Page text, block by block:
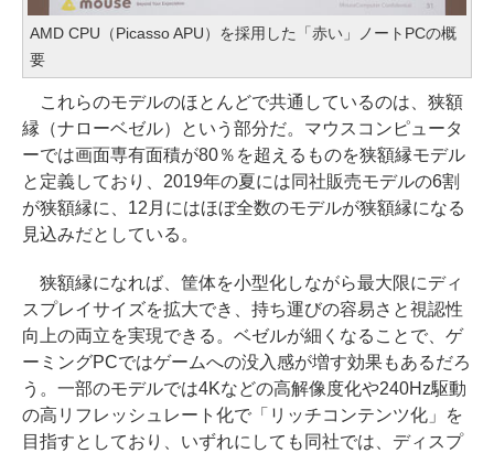
AMD CPU（Picasso APU）を採用した「赤い」ノートPCの概
要
これらのモデルのほとんどで共通しているのは、狭額
縁（ナローベゼル）という部分だ。マウスコンピュータ
ーでは画面専有面積が80％を超えるものを狭額縁モデル
と定義しており、2019年の夏には同社販売モデルの6割
が狭額縁に、12月にはほぼ全数のモデルが狭額縁になる
見込みだとしている。
狭額縁になれば、筐体を小型化しながら最大限にディ
スプレイサイズを拡大でき、持ち運びの容易さと視認性
向上の両立を実現できる。ベゼルが細くなることで、ゲ
ーミングPCではゲームへの没入感が増す効果もあるだろ
う。一部のモデルでは4Kなどの高解像度化や240Hz駆動
の高リフレッシュレート化で「リッチコンテンツ化」を
目指すとしており、いずれにしても同社では、ディスプ